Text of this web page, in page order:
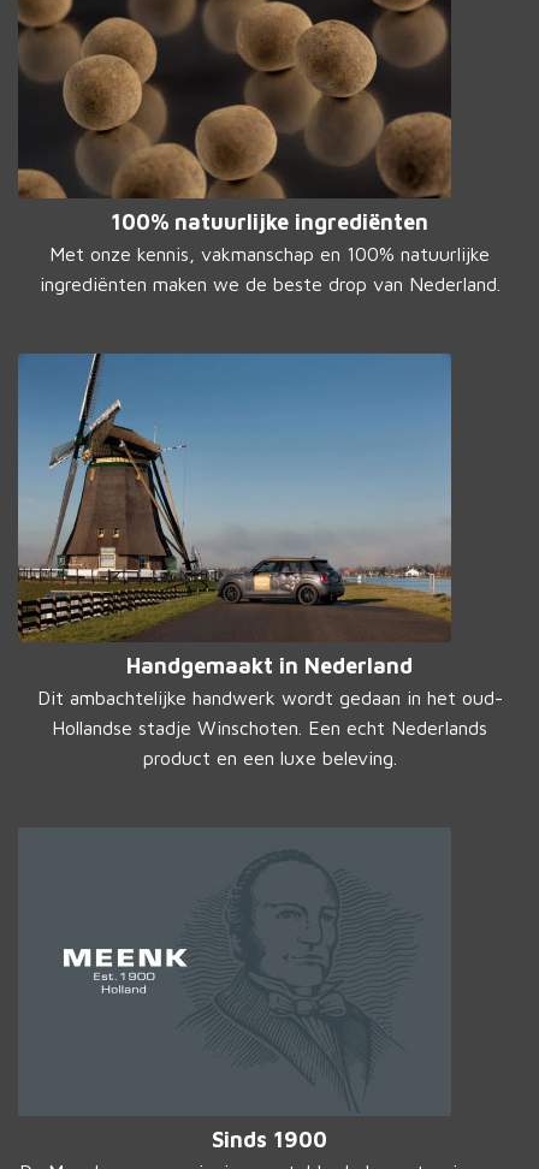
100% natuurlijke ingrediënten
Met onze kennis, vakmanschap en 100% natuurlijke
ingrediënten maken we de beste drop van Nederland.
Handgemaakt in Nederland
Dit ambachtelijke handwerk wordt gedaan in het oud-
Hollandse stadje Winschoten. Een echt Nederlands
product en een luxe beleving.
Sinds 1900